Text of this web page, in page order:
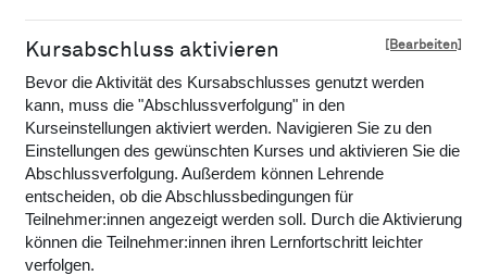
Kursabschluss aktivieren [Bearbeiten]
Bevor die Aktivität des Kursabschlusses genutzt werden
kann, muss die "Abschlussverfolgung" in den
Kurseinstellungen aktiviert werden. Navigieren Sie zu den
Einstellungen des gewünschten Kurses und aktivieren Sie die
Abschlussverfolgung. Außerdem können Lehrende
entscheiden, ob die Abschlussbedingungen für
Teilnehmer:innen angezeigt werden soll. Durch die Aktivierung
können die Teilnehmer:innen ihren Lernfortschritt leichter
verfolgen.